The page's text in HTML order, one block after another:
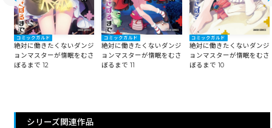
コミックガルド
絶対に働きたくないダンジ
ョンマスターが惰眠をむさ
ぼるまで 12
コミックガルド
絶対に働きたくないダンジ
ョンマスターが惰眠をむさ
ぼるまで 11
コミックガルド
絶対に働きたくないダンジ
ョンマスターが惰眠をむさ
ぼるまで 10
シリーズ関連作品